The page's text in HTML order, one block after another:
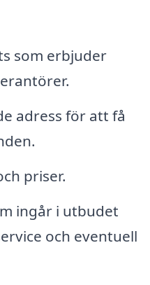
som erbjuder
adress för att få
priser.
ingår i utbudet
och eventuell